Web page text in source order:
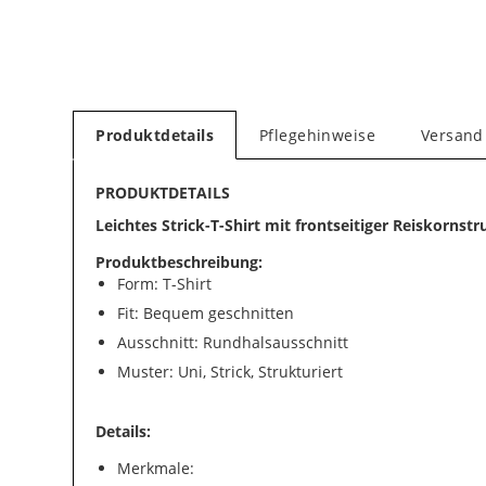
Produktdetails Pflegehinweise Versand
PRODUKTDETAILS
Leichtes Strick-T-Shirt mit frontseitiger
Produktbeschreibung:
Form: T-Shirt
Fit: Bequem geschnitten
Ausschnitt: Rundhalsausschnitt
Muster: Uni, Strick, Strukturiert
Details:
Merkmale: